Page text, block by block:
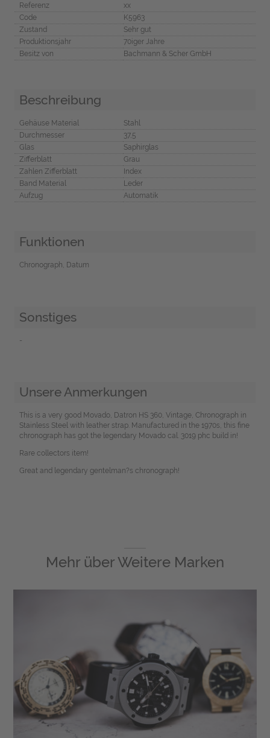
Referenz
xx
Code
K5963
Zustand
Sehr gut
Produktionsjahr
70iger Jahre
Besitz von
Bachmann & Scher GmbH
Beschreibung
Gehäuse Material
Stahl
Durchmesser
37,5
Glas
Saphirglas
Zifferblatt
Grau
Zahlen Zifferblatt
Index
Band Material
Leder
Aufzug
Automatik
Funktionen
Chronograph, Datum
Sonstiges
-
Unsere Anmerkungen
This is a very good Movado, Datron HS 360, Vintage, Chronograph in
Stainless Steel with leather strap. Manufactured in the 1970s, this fine
chronograph has got the legendary Movado cal. 3019 phc build in!
Rare collectors item!
Great and legendary gentelman?s chronograph!
Mehr überWeitere Marken